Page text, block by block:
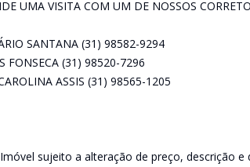
UMA VISITA COM UM DE NOSSOS
SANTANA (31) 98582-9294
FONSECA (31) 98520-7296
ASSIS (31) 98565-1205
sujeito a alteração de preço, descrição